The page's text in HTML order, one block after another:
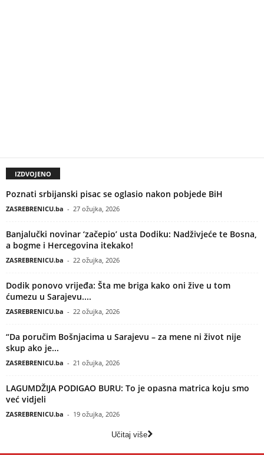
IZDVOJENO
Poznati srbijanski pisac se oglasio nakon pobjede BiH
ZASREBRENICU.ba - 27 ožujka, 2026
Banjalučki novinar ‘začepio’ usta Dodiku: Nadživjeće te Bosna,
a bogme i Hercegovina itekako!
ZASREBRENICU.ba - 22 ožujka, 2026
Dodik ponovo vrijeđa: Šta me briga kako oni žive u tom
ćumezu u Sarajevu....
ZASREBRENICU.ba - 22 ožujka, 2026
“Da poručim Bošnjacima u Sarajevu – za mene ni život nije
skup ako je...
ZASREBRENICU.ba - 21 ožujka, 2026
LAGUMDŽIJA PODIGAO BURU: To je opasna matrica koju smo
već vidjeli
ZASREBRENICU.ba - 19 ožujka, 2026
Učitaj više